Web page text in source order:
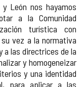
León nos hayamos
a la Comunidad
turística con
vez a la normativa
a las directrices de la
y homogeneizar
y una identidad
para aplicar a las